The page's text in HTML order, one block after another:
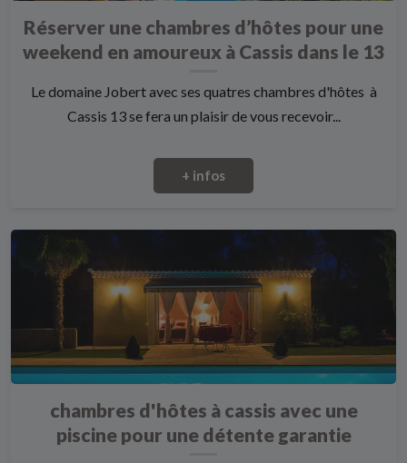
Réserver une chambres d’hôtes pour une
weekend en amoureux à Cassis dans le 13
Le domaine Jobert avec ses quatres chambres d'hôtes à
Cassis 13 se fera un plaisir de vous recevoir...
+ infos
chambres d'hôtes à cassis avec une
piscine pour une détente garantie